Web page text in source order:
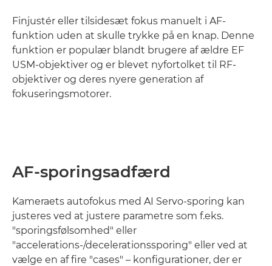
Finjustér eller tilsidesæt fokus manuelt i AF-
funktion uden at skulle trykke på en knap. Denne
funktion er populær blandt brugere af ældre EF
USM-objektiver og er blevet nyfortolket til RF-
objektiver og deres nyere generation af
fokuseringsmotorer.
AF-sporingsadfærd
Kameraets autofokus med AI Servo-sporing kan
justeres ved at justere parametre som f.eks.
"sporingsfølsomhed" eller
"accelerations-/decelerationssporing" eller ved at
vælge en af fire "cases" – konfigurationer, der er